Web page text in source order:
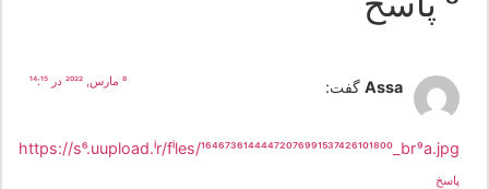
Assa گفت:
https://s6.uupload.ir/files/